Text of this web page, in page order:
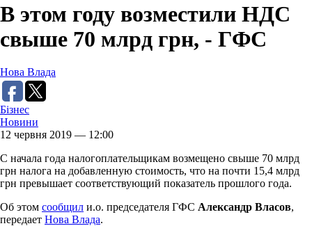
В этом году возместили НДС
свыше 70 млрд грн, - ГФС
Нова Влада
Бізнес
Новини
12 червня 2019 — 12:00
С начала года налогоплательщикам возмещено свыше 70 млрд
грн налога на добавленную стоимость, что на почти 15,4 млрд
грн превышает соответствующий показатель прошлого года.
Об этом сообщил и.о. председателя ГФС Александр Власов,
передает Нова Влада.